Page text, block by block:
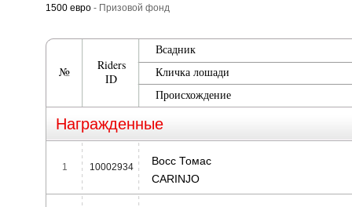
1500 евро - Призовой фонд
№
Riders
ID
Всадник
Кличка лошади
Происхождение
Награжденные
1 10002934
Восс Томас
CARINJO